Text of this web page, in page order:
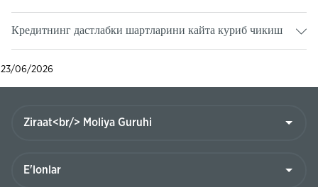
Кредитнинг дастлабки шартларини кайта куриб чикиш
23/06/2026